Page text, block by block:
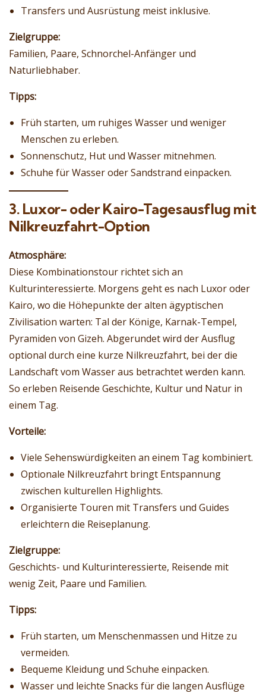
Transfers und Ausrüstung meist inklusive.
Zielgruppe:
Familien, Paare, Schnorchel-Anfänger und
Naturliebhaber.
Tipps:
Früh starten, um ruhiges Wasser und weniger
Menschen zu erleben.
Sonnenschutz, Hut und Wasser mitnehmen.
Schuhe für Wasser oder Sandstrand einpacken.
3. Luxor- oder Kairo-Tagesausflug mit
Nilkreuzfahrt-Option
Atmosphäre:
Diese Kombinationstour richtet sich an
Kulturinteressierte. Morgens geht es nach Luxor oder
Kairo, wo die Höhepunkte der alten ägyptischen
Zivilisation warten: Tal der Könige, Karnak-Tempel,
Pyramiden von Gizeh. Abgerundet wird der Ausflug
optional durch eine kurze Nilkreuzfahrt, bei der die
Landschaft vom Wasser aus betrachtet werden kann.
So erleben Reisende Geschichte, Kultur und Natur in
einem Tag.
Vorteile:
Viele Sehenswürdigkeiten an einem Tag kombiniert.
Optionale Nilkreuzfahrt bringt Entspannung
zwischen kulturellen Highlights.
Organisierte Touren mit Transfers und Guides
erleichtern die Reiseplanung.
Zielgruppe:
Geschichts- und Kulturinteressierte, Reisende mit
wenig Zeit, Paare und Familien.
Tipps:
Früh starten, um Menschenmassen und Hitze zu
vermeiden.
Bequeme Kleidung und Schuhe einpacken.
Wasser und leichte Snacks für die langen Ausflüge